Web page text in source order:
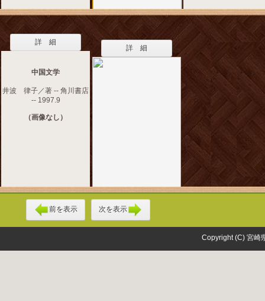
詳 細
中国文学
井波 律子／著 -- 角川書店
-- 1997.9
（画像なし）
詳 細
前を表示 次を表示
Copyright (C) 宮崎